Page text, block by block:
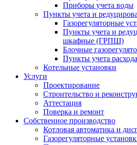
Приборы учета воды
Пункты учета и
Газорегуляторные
Пункты учета и
шкафные (ГРПШ)
Блочные
Пункты учета
Котельные установки
Услуги
Проектирование
Строительство и
Аттестация
Поверка и ремонт
Собственное производство
Котловая автоматика и
Газорегуляторные